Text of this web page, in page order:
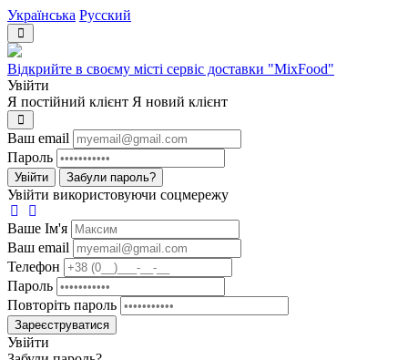
Українська Русский
Відкрийте в своєму місті сервіс доставки "MixFood"
Увійти
Я постійний клієнт Я новий клієнт
Ваш email
Пароль
Увійти Забули пароль?
Увійти використовуючи соцмережу
Ваше Iм'я
Ваш email
Телефон
Пароль
Повторіть пароль
Зареєструватися
Увійти